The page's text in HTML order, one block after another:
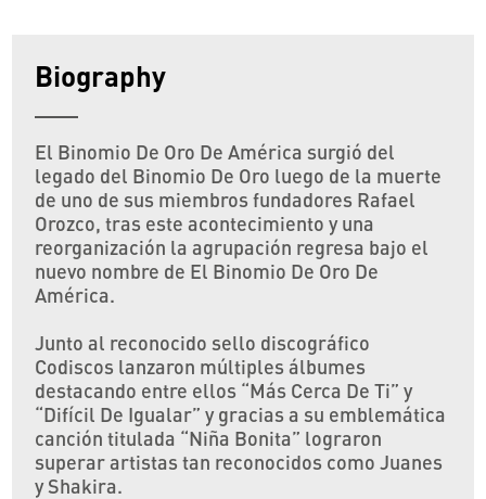
Biography
El Binomio De Oro De América surgió del
legado del Binomio De Oro luego de la muerte
de uno de sus miembros fundadores Rafael
Orozco, tras este acontecimiento y una
reorganización la agrupación regresa bajo el
nuevo nombre de El Binomio De Oro De
América.
Junto al reconocido sello discográfico
Codiscos lanzaron múltiples álbumes
destacando entre ellos “Más Cerca De Ti” y
“Difícil De Igualar” y gracias a su emblemática
canción titulada “Niña Bonita” lograron
superar artistas tan reconocidos como Juanes
y Shakira.